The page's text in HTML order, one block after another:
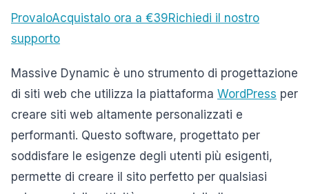
ProvaloAcquistalo ora a €39Richiedi il nostro
supporto
Massive Dynamic è uno strumento di progettazione
di siti web che utilizza la piattaforma WordPress per
creare siti web altamente personalizzati e
performanti. Questo software, progettato per
soddisfare le esigenze degli utenti più esigenti,
permette di creare il sito perfetto per qualsiasi